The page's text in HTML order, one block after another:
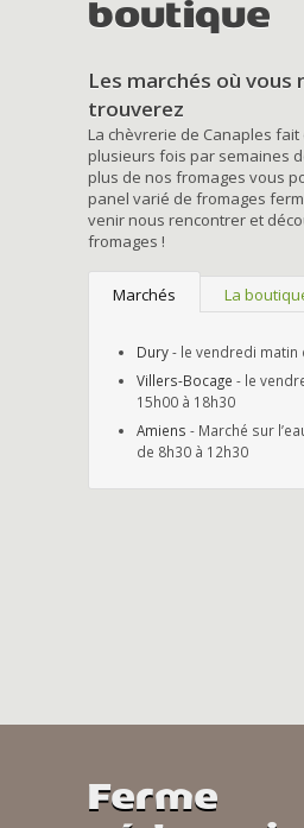
boutique
Les marchés où vous
trouverez
La chèvrerie de Canaples
plusieurs fois par semaines
plus de nos fromages vous
panel varié de fromages
venir nous rencontrer et
fromages !
Marchés La
Dury- le vendredi matin
Villers-Bocage - le
15h00 à 18h30
Amiens - Marché sur
de 8h30 à 12h30
Ferme